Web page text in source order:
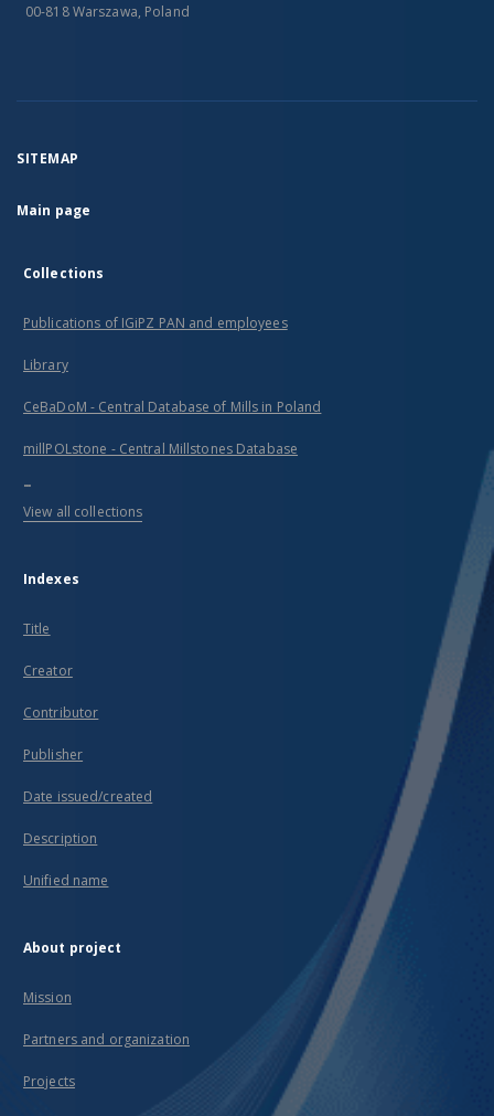
00-818 Warszawa, Poland
SITEMAP
Main page
Collections
Publications of IGiPZ PAN and employees
Library
CeBaDoM - Central Database of Mills in Poland
millPOLstone - Central Millstones Database
...
View all collections
Indexes
Title
Creator
Contributor
Publisher
Date issued/created
Description
Unified name
About project
Mission
Partners and organization
Projects